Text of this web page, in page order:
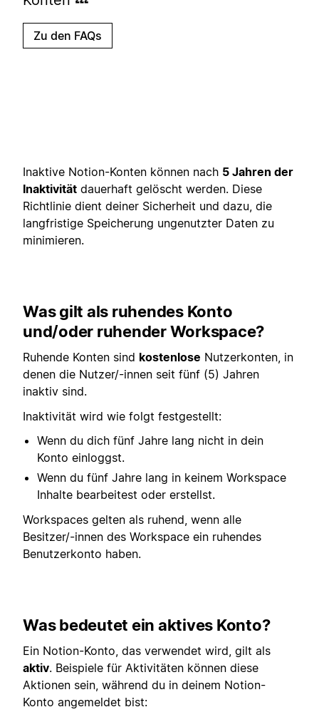
Zu den FAQs
Inaktive Notion-Konten können nach 5 Jahren der
Inaktivität dauerhaft gelöscht werden. Diese
Richtlinie dient deiner Sicherheit und dazu, die
langfristige Speicherung ungenutzter Daten zu
minimieren.
Was gilt als ruhendes Konto
und/oder ruhender Workspace?
Ruhende Konten sind kostenlose Nutzerkonten, in
denen die Nutzer/-innen seit fünf (5) Jahren
inaktiv sind.
Inaktivität wird wie folgt festgestellt:
Wenn du dich fünf Jahre lang nicht in dein
Konto einloggst.
Wenn du fünf Jahre lang in keinem Workspace
Inhalte bearbeitest oder erstellst.
Workspaces gelten als ruhend, wenn alle
Besitzer/-innen des Workspace ein ruhendes
Benutzerkonto haben.
Was bedeutet ein aktives Konto?
Ein Notion-Konto, das verwendet wird, gilt als
aktiv. Beispiele für Aktivitäten können diese
Aktionen sein, während du in deinem Notion-
Konto angemeldet bist: